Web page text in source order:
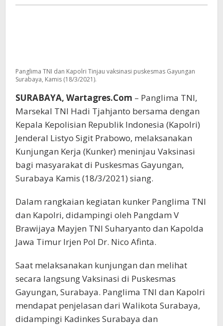
Ingatkan
Panglima TNI dan Kapolri Tinjau vaksinasi puskesmas Gayungan
Surabaya, Kamis (18/3/2021).
SURABAYA, Wartagres.Com – Panglima TNI,
Marsekal TNI Hadi Tjahjanto bersama dengan
Kepala Kepolisian Republik Indonesia (Kapolri)
Jenderal Listyo Sigit Prabowo, melaksanakan
Kunjungan Kerja (Kunker) meninjau Vaksinasi
bagi masyarakat di Puskesmas Gayungan,
Surabaya Kamis (18/3/2021) siang.
Dalam rangkaian kegiatan kunker Panglima TNI
dan Kapolri, didampingi oleh Pangdam V
Brawijaya Mayjen TNI Suharyanto dan Kapolda
Jawa Timur Irjen Pol Dr. Nico Afinta.
Saat melaksanakan kunjungan dan melihat
secara langsung Vaksinasi di Puskesmas
Gayungan, Surabaya. Panglima TNI dan Kapolri
mendapat penjelasan dari Walikota Surabaya,
didampingi Kadinkes Surabaya dan